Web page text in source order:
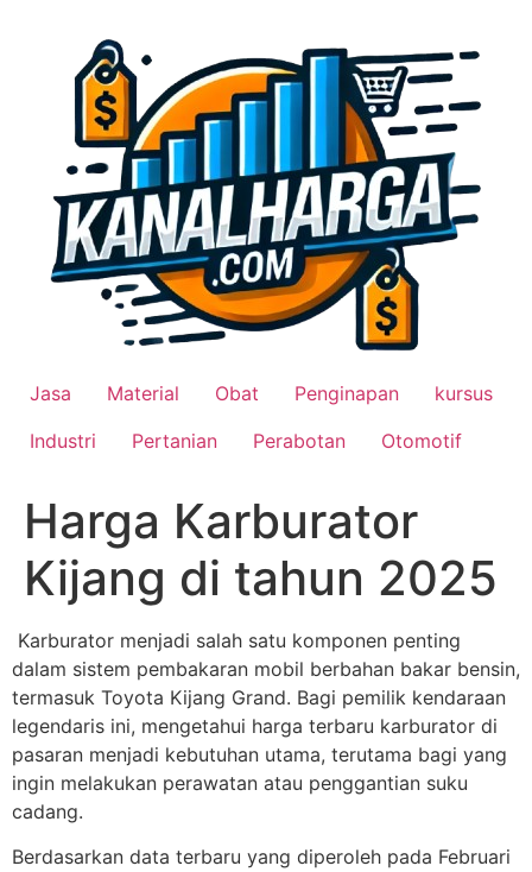
Jasa Material Obat Penginapan
kursus
Industri
Pertanian Perabotan Otomotif
Harga Karburator
Kijang di tahun 2025
Karburator menjadi salah satu komponen penting
dalam sistem pembakaran mobil berbahan bakar bensin,
termasuk Toyota Kijang Grand. Bagi pemilik kendaraan
legendaris ini, mengetahui harga terbaru karburator di
pasaran menjadi kebutuhan utama, terutama bagi yang
ingin melakukan perawatan atau penggantian suku
cadang.
Berdasarkan data terbaru yang diperoleh pada Februari